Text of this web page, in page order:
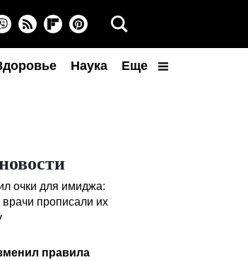
Наука Еще
очки для имиджа:
врачи прописали их
правила